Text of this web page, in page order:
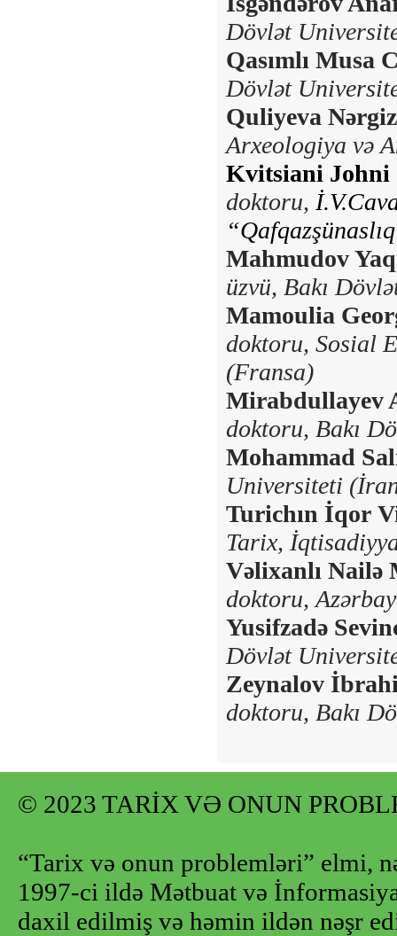
Dövlət
Qasımlı Musa
Dövlət
Quliyeva
Arxeologiya və
Kvitsiani Johni
doktoru,
Mahmudov
üzvü, Bakı
Mamoulia
doktoru, Sosial
(Fransa)
Mirabdullayev
doktoru, Bakı
Mohammad
Universiteti
Turichın İqor
Tarix,
Vəlixanlı Nailə
doktoru,
Yusifzadə
Dövlət
Zeynalov
doktoru, Bakı
© 2023 TARİX VƏ ONUN
“Tarix və onun problemləri” elmi,
1997-ci ildə Mətbuat və
daxil edilmiş və həmin ildən nəşr